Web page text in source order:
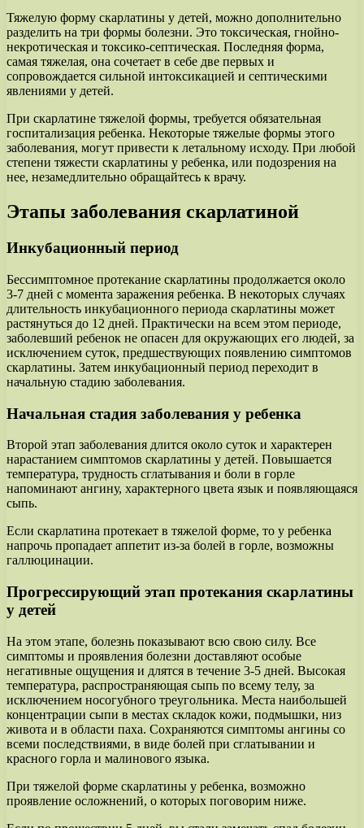
Тяжелую форму скарлатины у детей, можно дополнительно
разделить на три формы болезни. Это токсическая, гнойно-
некротическая и токсико-септическая. Последняя форма,
самая тяжелая, она сочетает в себе две первых и
сопровождается сильной интоксикацией и септическими
явлениями у детей.
При скарлатине тяжелой формы, требуется обязательная
госпитализация ребенка. Некоторые тяжелые формы этого
заболевания, могут привести к летальному исходу. При любой
степени тяжести скарлатины у ребенка, или подозрения на
нее, незамедлительно обращайтесь к врачу.
Этапы заболевания скарлатиной
Инкубационный период
Бессимптомное протекание скарлатины продолжается около
3-7 дней с момента заражения ребенка. В некоторых случаях
длительность инкубационного периода скарлатины может
растянуться до 12 дней. Практически на всем этом периоде,
заболевший ребенок не опасен для окружающих его людей, за
исключением суток, предшествующих появлению симптомов
скарлатины. Затем инкубационный период переходит в
начальную стадию заболевания.
Начальная стадия заболевания у ребенка
Второй этап заболевания длится около суток и характерен
нарастанием симптомов скарлатины у детей. Повышается
температура, трудность сглатывания и боли в горле
напоминают ангину, характерного цвета язык и появляющаяся
сыпь.
Если скарлатина протекает в тяжелой форме, то у ребенка
напрочь пропадает аппетит из-за болей в горле, возможны
галлюцинации.
Прогрессирующий этап протекания скарлатины
у детей
На этом этапе, болезнь показывают всю свою силу. Все
симптомы и проявления болезни доставляют особые
негативные ощущения и длятся в течение 3-5 дней. Высокая
температура, распространяющая сыпь по всему телу, за
исключением носогубного треугольника. Места наибольшей
концентрации сыпи в местах складок кожи, подмышки, низ
живота и в области паха. Сохраняются симптомы ангины со
всеми последствиями, в виде болей при сглатывании и
красного горла и малинового языка.
При тяжелой форме скарлатины у ребенка, возможно
проявление осложнений, о которых поговорим ниже.